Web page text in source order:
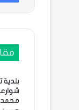
بلدية
محمد